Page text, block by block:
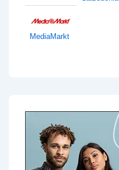
MediaMarkt